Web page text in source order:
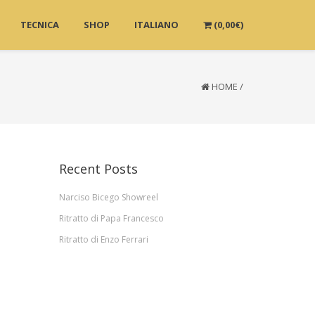
TECNICA SHOP ITALIANO (0,00€)
HOME /
Recent Posts
Narciso Bicego Showreel
Ritratto di Papa Francesco
Ritratto di Enzo Ferrari